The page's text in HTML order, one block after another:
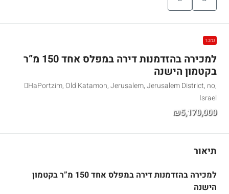
למכירה בהזדמנות דירה במפלס אחד 150 מ”ר
בקטמון הישנה
HaPortzim, Old Katamon, Jerusalem, Jerusalem District, no,
Israel
₪5,170,000
תיאור
למכירה בהזדמנות דירה במפלס אחד 150 מ”ר בקטמון
הישנה